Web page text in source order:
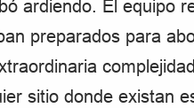
ardiendo. El equipo
preparados para
sitio donde existan